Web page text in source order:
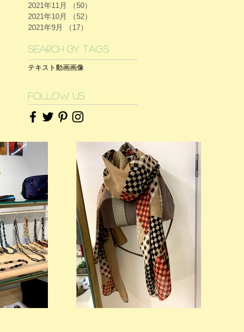
2021年11月
（50）
2021年10月
（52）
2021年9月
（17）
Search By Tags
テキスト動画画像
Follow Us